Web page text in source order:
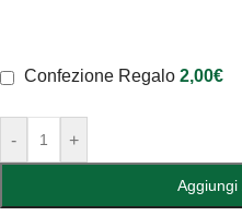
- +
Aggiungi
Confezione Regalo 2,00€